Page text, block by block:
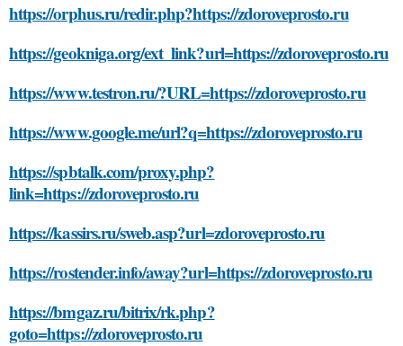
https://orphus.ru/redir.php?https://zdoroveprosto.ru
https://geokniga.org/ext_link?url=https://zdoroveprosto.ru
https://www.testron.ru/?URL=https://zdoroveprosto.ru
https://www.google.me/url?q=https://zdoroveprosto.ru
https://spbtalk.com/proxy.php?
link=https://zdoroveprosto.ru
https://kassirs.ru/sweb.asp?url=zdoroveprosto.ru
https://rostender.info/away?url=https://zdoroveprosto.ru
https://bmgaz.ru/bitrix/rk.php?
goto=https://zdoroveprosto.ru